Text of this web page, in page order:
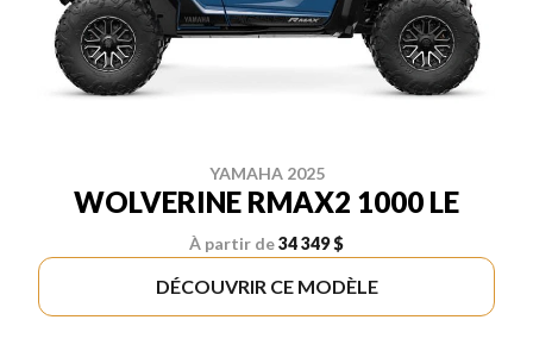
YAMAHA 2025
WOLVERINE RMAX2 1000 LE
À partir de34 349 $
DÉCOUVRIR CE MODÈLE